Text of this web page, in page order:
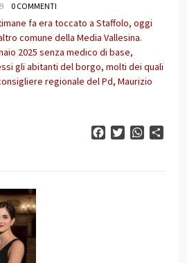
0 COMMENTI
fa era toccato a Staffolo, oggi
comune della Media Vallesina.
2025 senza medico di base,
gli abitanti del borgo, molti dei quali
regionale del Pd, Maurizio
FacebookTwitter